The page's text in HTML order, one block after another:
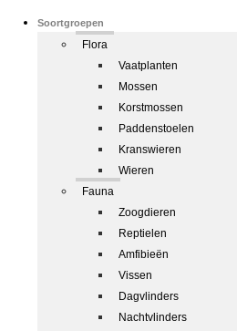
Soortgroepen
Flora
Vaatplanten
Mossen
Korstmossen
Paddenstoelen
Kranswieren
Wieren
Fauna
Zoogdieren
Reptielen
Amfibieën
Vissen
Dagvlinders
Nachtvlinders